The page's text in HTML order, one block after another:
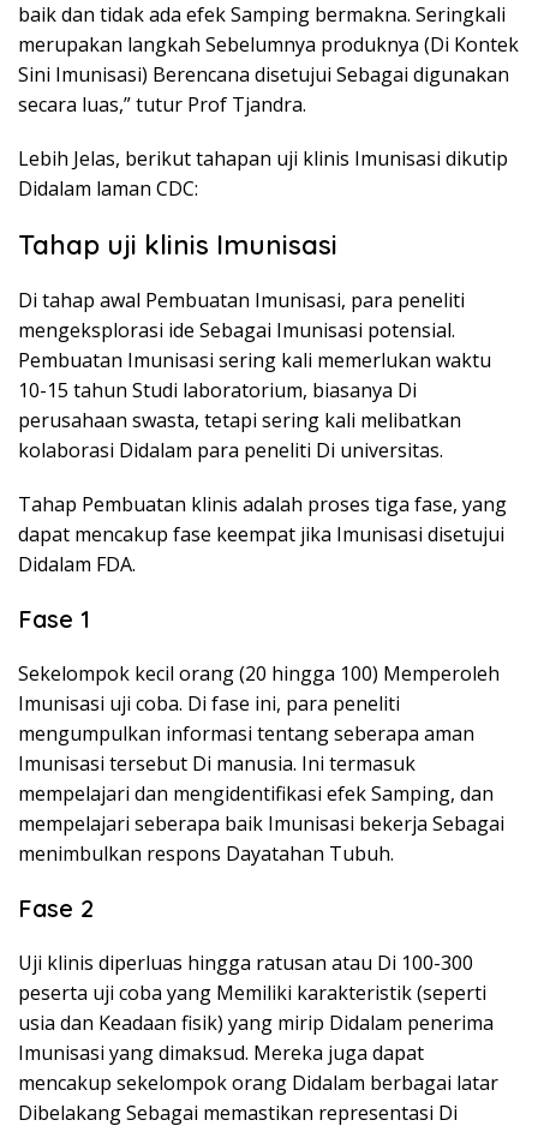
baik dan tidak ada efek Samping bermakna. Seringkali
merupakan langkah Sebelumnya produknya (Di Kontek
Sini Imunisasi) Berencana disetujui Sebagai digunakan
secara luas,” tutur Prof Tjandra.
Lebih Jelas, berikut tahapan uji klinis Imunisasi dikutip
Didalam laman CDC:
Tahap uji klinis Imunisasi
Di tahap awal Pembuatan Imunisasi, para peneliti
mengeksplorasi ide Sebagai Imunisasi potensial.
Pembuatan Imunisasi sering kali memerlukan waktu
10-15 tahun Studi laboratorium, biasanya Di
perusahaan swasta, tetapi sering kali melibatkan
kolaborasi Didalam para peneliti Di universitas.
Tahap Pembuatan klinis adalah proses tiga fase, yang
dapat mencakup fase keempat jika Imunisasi disetujui
Didalam FDA.
Fase 1
Sekelompok kecil orang (20 hingga 100) Memperoleh
Imunisasi uji coba. Di fase ini, para peneliti
mengumpulkan informasi tentang seberapa aman
Imunisasi tersebut Di manusia. Ini termasuk
mempelajari dan mengidentifikasi efek Samping, dan
mempelajari seberapa baik Imunisasi bekerja Sebagai
menimbulkan respons Dayatahan Tubuh.
Fase 2
Uji klinis diperluas hingga ratusan atau Di 100-300
peserta uji coba yang Memiliki karakteristik (seperti
usia dan Keadaan fisik) yang mirip Didalam penerima
Imunisasi yang dimaksud. Mereka juga dapat
mencakup sekelompok orang Didalam berbagai latar
Dibelakang Sebagai memastikan representasi Di